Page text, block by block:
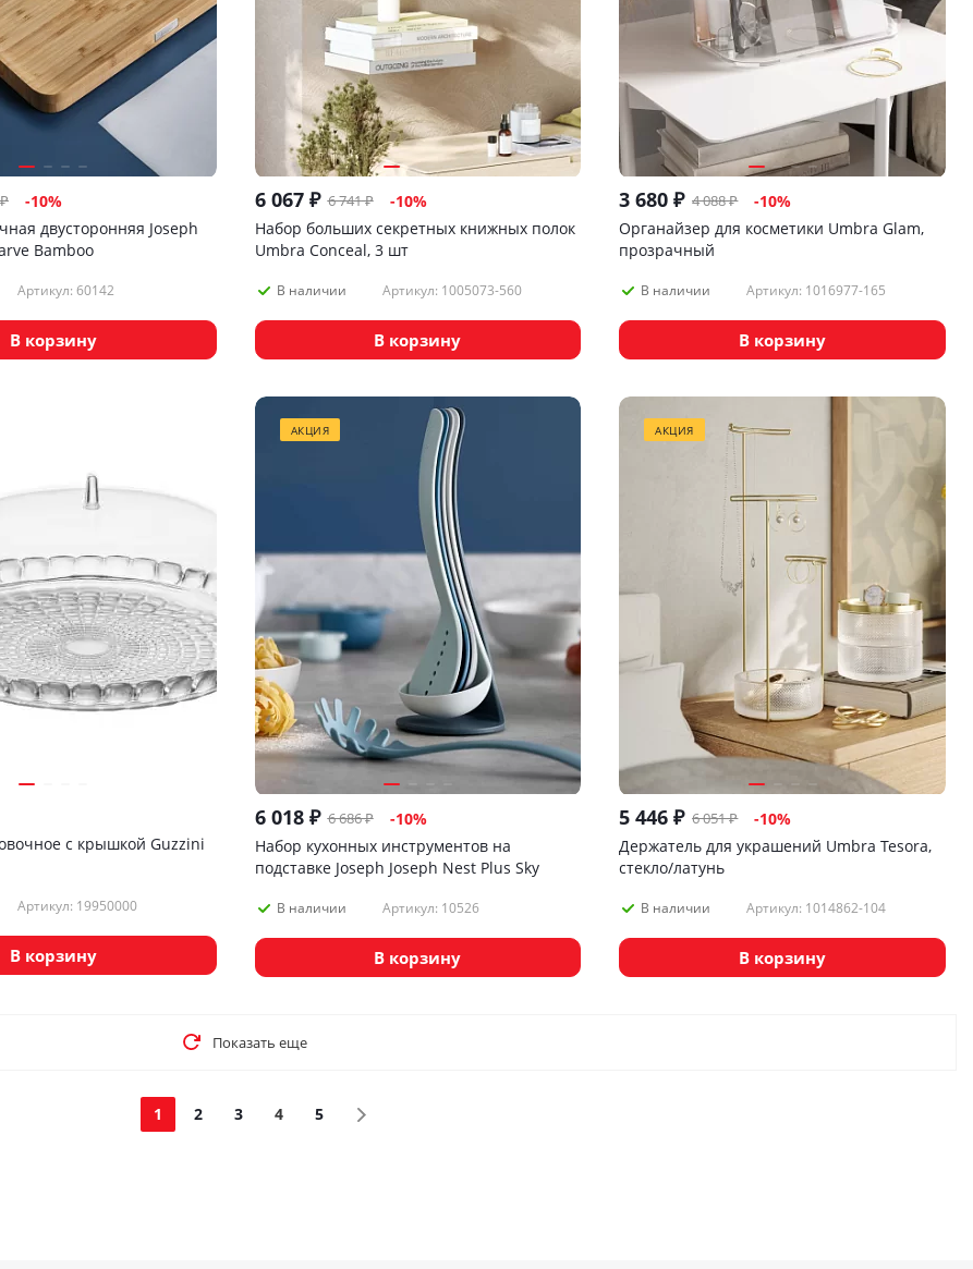
-10%
двусторонняя Joseph
Bamboo
Артикул: 60142
В корзину
6 067₽ 6 741₽ -10%
Набор больших секретных книжных полок
Umbra Conceal, 3 шт
В наличии Артикул: 1005073-560
В корзину
3 680 ₽ 4 088₽ -10%
Органайзер для косметики Umbra Glam,
прозрачный
В наличии Артикул: 1016977-165
В корзину
с крышкой Guzzini
Артикул: 19950000
В корзину
АКЦИЯ
6 018₽ 6 686₽ -10%
Набор кухонных инструментов на
подставке Joseph Joseph Nest Plus Sky
В наличии Артикул: 10526
В корзину
АКЦИЯ
5 446 ₽ 6 051₽ -10%
Держатель для украшений Umbra Tesora,
стекло/латунь
В наличии Артикул: 1014862-104
В корзину
Показать еще
1 2 3 4 5